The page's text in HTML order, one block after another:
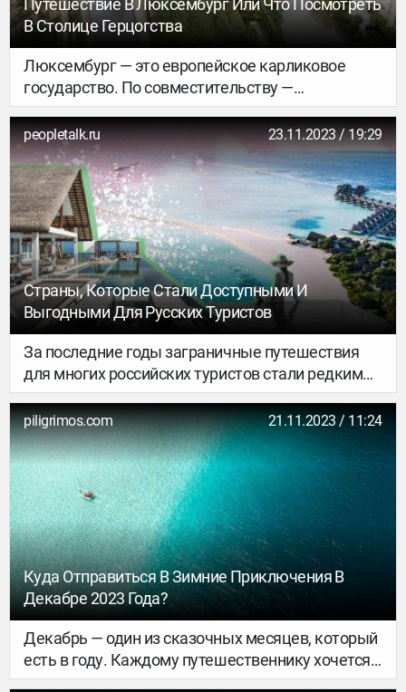
Путешествие В Люксембург Или Что Посмотреть
В Столице Герцогства
Люксембург — это европейское карликовое
государство. По совместительству —
единственное оставшееся в мире герцогство,
его столица-тезка — город Люксембург. Там все
выглядит так стильно и величественно, что
хочется путешествовать по городу не в кедах и
джинсах, а в бальном платье и каблуках.
peopletalk.ru 23.11.2023 / 19:29
Страны, Которые Стали Доступными И
Выгодными Для Русских Туристов
За последние годы заграничные путешествия
для многих российских туристов стали редким
удовольствием. И если раньше вполне
реализуемо было слетать в Европу на выходные,
сейчас же к этой поездке нужно готовиться
минимум за полгода вперед. Однако
расстраиваться раньше времени не стоит. Тем
более, что в последнее время для российских
туристов открываются новые маршруты,
которые, поверь, ничем не хуже.
piligrimos.com 21.11.2023 / 11:24
Куда Отправиться В Зимние Приключения В
Декабре 2023 Года?
Декабрь — один из сказочных месяцев, который
есть в году. Каждому путешественнику хочется
отправиться в приключение или новогоднюю